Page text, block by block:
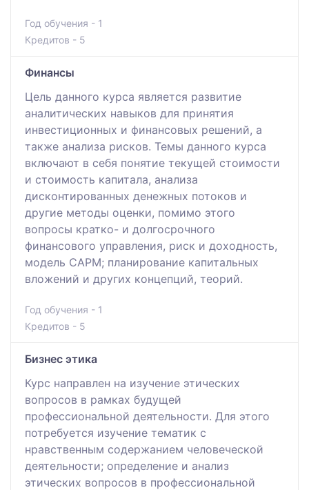
Год обучения - 1
Кредитов - 5
Финансы
Цель данного курса является развитие
аналитических навыков для принятия
инвестиционных и финансовых решений, а
также анализа рисков. Темы данного курса
включают в себя понятие текущей стоимости
и стоимость капитала, анализа
дисконтированных денежных потоков и
другие методы оценки, помимо этого
вопросы кратко- и долгосрочного
финансового управления, риск и доходность,
модель САРМ; планирование капитальных
вложений и других концепций, теорий.
Год обучения - 1
Кредитов - 5
Бизнес этика
Курс направлен на изучение этических
вопросов в рамках будущей
профессиональной деятельности. Для этого
потребуется изучение тематик с
нравственным содержанием человеческой
деятельности; определение и анализ
этических вопросов в профессиональной